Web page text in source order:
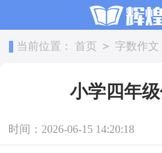
当前位置： 首页 > 字数作文
小学四年
时间：2026-06-15 14:20:18